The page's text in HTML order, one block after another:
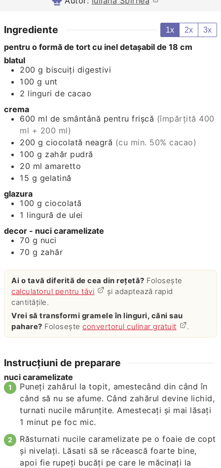
Ingrediente 1x 2x 3x
pentru o formă de tort cu inel detaşabil de 18 cm
blatul
200 g biscuiţi digestivi
100 g unt
2 linguri de cacao
crema
600 ml de smântână pentru frişcă (împărţită 400
ml + 200 ml)
200 g ciocolată neagră (cu min. 50% cacao)
100 g zahăr pudră
20 ml amaretto
15 g gelatină
glazura
100 g ciocolată
1 lingură de ulei
decor - nuci caramelizate
70 g nuci
70 g zahăr
Ai o tavă diferită de cea din rețetă? Folosește
calculatorul pentru tăvi
și adaptează rapid
cantitățile.
Vrei să transformi gramele în linguri, căni sau
pahare? Foloseșteconvertorul culinar gratuit .
Instrucțiuni de preparare
nuci caramelizate
Puneţi zahărul la topit, amestecând din când în
când să nu se afume. Când zahărul devine lichid,
turnati nucile mărunţite. Amestecaţi şi mai lăsaţi
1 minut pe foc mic.
Răsturnati nucile caramelizate pe o foaie de copt
şi nivelaţi. Lăsati să se răcească foarte bine,
apoi fie rupeţi bucăţi pe care le măcinaţi la